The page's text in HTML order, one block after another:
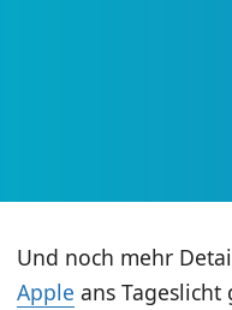
Und noch mehr
Apple ans